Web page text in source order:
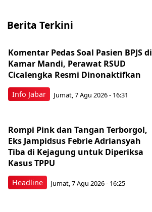
Berita Terkini
Info Jabar
Komentar Pedas Soal Pasien BPJS di
Kamar Mandi, Perawat RSUD
Cicalengka Resmi Dinonaktifkan
Jumat, 7 Agu 2026 - 16:31
Headline
Rompi Pink dan Tangan Terborgol,
Eks Jampidsus Febrie Adriansyah
Tiba di Kejagung untuk Diperiksa
Kasus TPPU
Jumat, 7 Agu 2026 - 16:25